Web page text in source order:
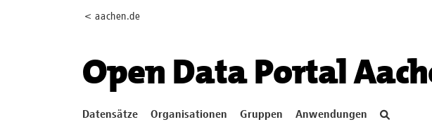
< aachen.de
Open Data Portal
Datensätze Organisationen Gruppen Anwendungen